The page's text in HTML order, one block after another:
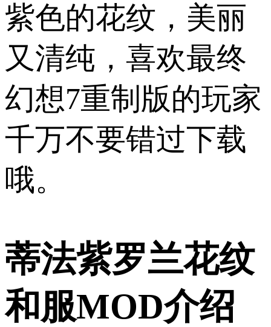
紫色的花纹，美丽
又清纯，喜欢最终
幻想7重制版的玩家
千万不要错过下载
哦。
蒂法紫罗兰花纹
和服MOD介绍